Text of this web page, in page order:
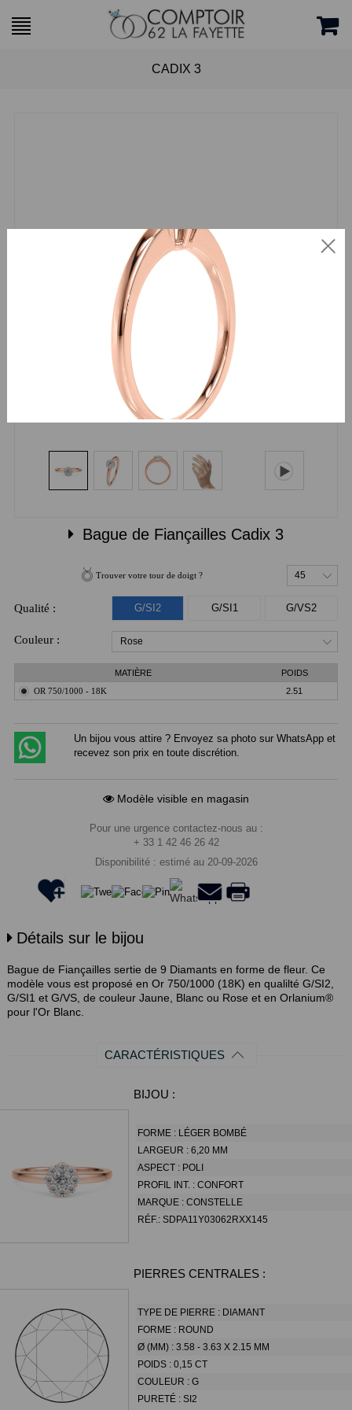
CADIX 3
Bague de Fiançailles Cadix 3
Trouver votre tour de doigt ? 45
Qualité : G/SI2 G/SI1 G/VS2
Couleur : Rose
MATIÈRE
POIDS
OR 750/1000 - 18K
2.51
Un bijou vous attire ? Envoyez sa photo sur WhatsApp et
recevez son prix en toute discrétion.
Modèle visible en magasin
Pour une urgence contactez-nous au :
+ 33 1 42 46 26 42
Disponibilité : estimé au 20-09-2026
Détails sur le bijou
Bague de Fiançailles sertie de 9 Diamants en forme de fleur. Ce
modèle vous est proposé en Or 750/1000 (18K) en qualilté G/SI2,
G/SI1 et G/VS, de couleur Jaune, Blanc ou Rose et en Orlanium®
pour l'Or Blanc.
CARACTÉRISTIQUES
BIJOU :
FORME : LÉGER BOMBÉ
LARGEUR :6,20 MM
ASPECT : POLI
PROFIL INT. :CONFORT
MARQUE :CONSTELLE
RÉF.:SDPA11Y03062RXX145
PIERRES CENTRALES :
TYPE DE PIERRE : DIAMANT
FORME : ROUND
Ø (MM) :3.58 - 3.63 X 2.15 MM
POIDS :0,15 CT
COULEUR :G
PURETÉ :SI2